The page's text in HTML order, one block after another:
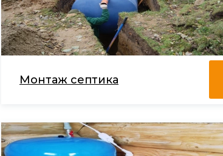
Монтаж септика